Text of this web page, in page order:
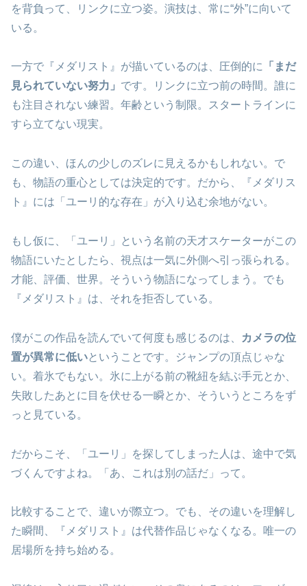
を背負って、リンクに立つ姿。演技は、常に“外”に向いて
いる。
一方で『メダリスト』が描いているのは、圧倒的に 「まだ
見られていない努力」 です。リンクに立つ前の時間。誰に
も注目されない練習。年齢という制限。スタートラインに
すら立てない現実。
この違い、ほんの少しのズレに見えるかもしれない。で
も、物語の重心としては決定的です。だから、『メダリス
ト』には「ユーリ的な存在」が入り込む余地がない。
もし仮に、「ユーリ」という名前の天才スケーターがこの
物語にいたとしたら、視点は一気に外側へ引っ張られる。
才能、評価、世界。そういう物語になってしまう。でも
『メダリスト』は、それを拒否している。
僕がこの作品を読んでいて何度も感じるのは、
カメラの位
置が異常に低いということです。ジャンプの頂点じゃな
い。着氷でもない。氷に上がる前の靴紐を結ぶ手元とか、
失敗したあとに目を伏せる一瞬とか、そういうところをず
っと見ている。
だからこそ、「ユーリ」を探してしまった人は、途中で気
づくんですよね。「あ、これは別の話だ」って。
比較することで、違いが際立つ。でも、その違いを理解し
た瞬間、『メダリスト』は代替作品じゃなくなる。唯一の
居場所を持ち始める。